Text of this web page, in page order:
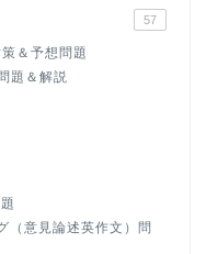
57
＆予想問題
題＆解説
（意見論述英作文）問